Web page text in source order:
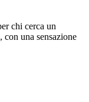
chi cerca un
con una sensazione